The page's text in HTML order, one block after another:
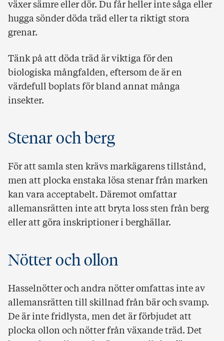
växer sämre eller dör. Du får heller inte såga eller
hugga sönder döda träd eller ta riktigt stora
grenar.
Tänk på att döda träd är viktiga för den
biologiska mångfalden, eftersom de är en
värdefull boplats för bland annat många
insekter.
Stenar och berg
För att samla sten krävs markägarens tillstånd,
men att plocka enstaka lösa stenar från marken
kan vara acceptabelt. Däremot omfattar
allemansrätten inte att bryta loss sten från berg
eller att göra inskriptioner i berghällar.
Nötter och ollon
Hasselnötter och andra nötter omfattas inte av
allemansrätten till skillnad från bär och svamp.
De är inte fridlysta, men det är förbjudet att
plocka ollon och nötter från växande träd. Det